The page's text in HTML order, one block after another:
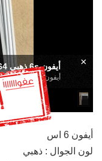
أيفون 6s ذهبي 64 قيقا اخو الجديد
أيفون 6s ذهبي 64 قيقا اخو الجديد
×
أيفون 6 اس
لون الجوال : ذهبي